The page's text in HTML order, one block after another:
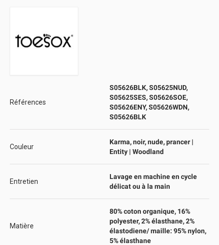
Références
S05626BLK, S05625NUD,
S05625SES, S05626SOE,
S05626ENY, S05626WDN,
S05626BLK
Couleur
Karma, noir, nude, prancer |
Entity | Woodland
Entretien
Lavage en machine en cycle
délicat ou à la main
Matière
80% coton organique, 16%
polyester, 2% élasthane, 2%
élastodiene/ maille: 95% nylon,
5% élasthane